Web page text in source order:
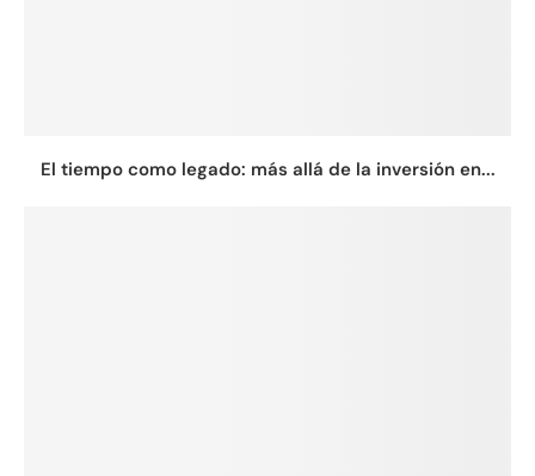
El tiempo como legado: más allá de la inversión en...